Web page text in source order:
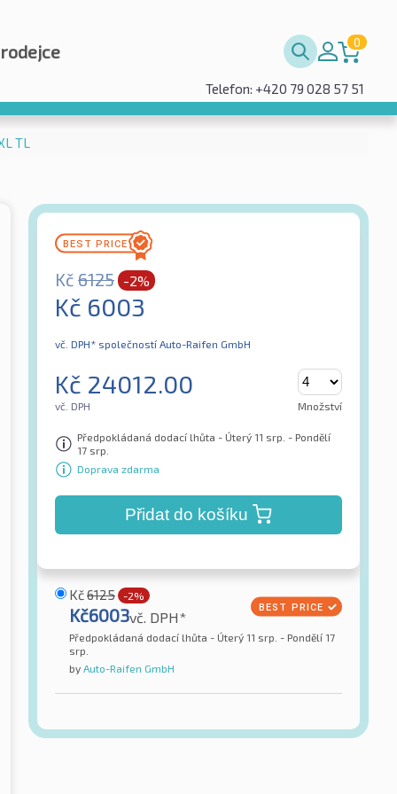
0
Telefon: +420 79 028 57 51
TL
Kč 6125 -2%
Kč 6003
vč. DPH* společností Auto-Raifen GmbH
Kč 24012.00
vč. DPH Množství
Předpokládaná dodací lhůta - Úterý 11 srp. - Pondělí
17 srp.
Doprava zdarma
Přidat do košíku
Kč6125 -2%
Kč6003vč. DPH*
Předpokládaná dodací lhůta - Úterý 11 srp. - Pondělí 17
srp.
by Auto-Raifen GmbH